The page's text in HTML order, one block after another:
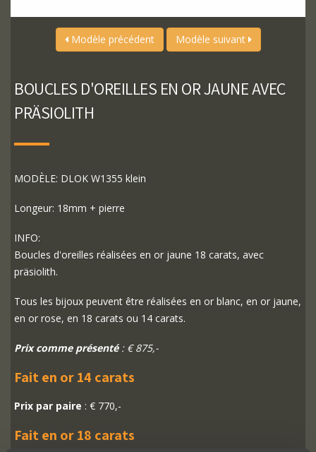
Modèle précédent Modèle suivant
BOUCLES D'OREILLES EN OR JAUNE AVEC
PRÄSIOLITH
MODÈLE: DLOK W1355 klein
Longeur: 18mm + pierre
INFO:
Boucles d'oreilles réalisées en or jaune 18 carats, avec
präsiolith.
Tous les bijoux peuvent être réalisées en or blanc, en or jaune,
en or rose, en 18 carats ou 14 carats.
Prix comme présenté: € 875,-
Fait en or 14 carats
Prix par paire : € 770,-
Fait en or 18 carats